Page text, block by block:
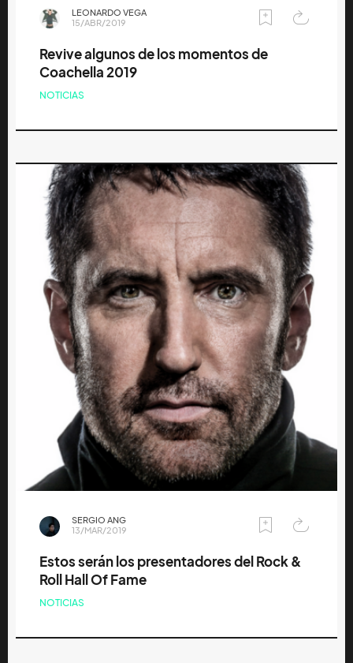
LEONARDO VEGA
15/ABR/2019
Revive algunos de los momentos de
Coachella 2019
NOTICIAS
SERGIO ANG
13/MAR/2019
Estos serán los presentadores del Rock &
Roll Hall Of Fame
NOTICIAS